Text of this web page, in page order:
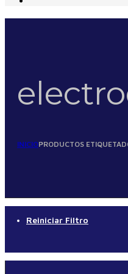
INICIOPRODUCTOS
Reiniciar Filtro